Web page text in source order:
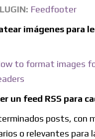
Feedfooter
imágenes para
to format images
un feed RSS para
posts, con
o relevantes para